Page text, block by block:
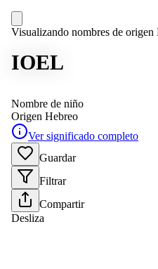
Visualizando nombres de origen
IOEL
Nombre de niño
Origen Hebreo
Ver significado completo
Guardar
Filtrar
Compartir
Desliza